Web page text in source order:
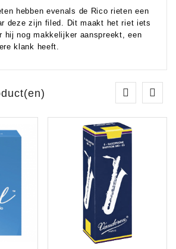
hebben evenals de Rico rieten een
deze zijn filed. Dit maakt het riet iets
hij nog makkelijker aanspreekt, een
klank heeft.